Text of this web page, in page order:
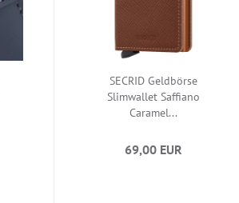
SECRID Geldbörse
Slimwallet Saffiano
Caramel...
69,00 EUR